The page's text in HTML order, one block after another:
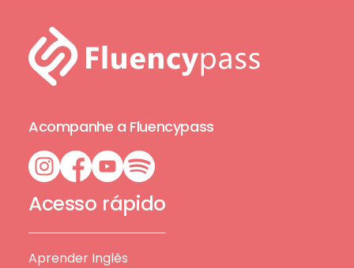
Acompanhe a Fluencypass
Acesso rápido
Aprender Inglês